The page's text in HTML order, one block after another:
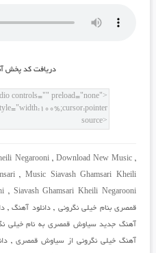
دريافت کد پخش
Negarooni, Download New Music ,
,Music Siavash Ghamsari Kheili
, Siavash Ghamsari Kheili Negarooni
قمصری بنام خیلی نگرونی ,دانلود آهنگ,
آهنگ جدید سیاوش قمصری به نام خیلی
آهنگ خیلی نگرونی از سیاوش قمصری,